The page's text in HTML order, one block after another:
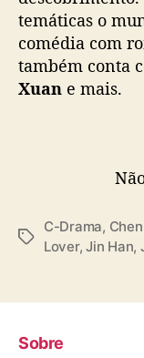
temáticas o
comédia com
também conta
Xuan e mais.
T
C-Drama,
Lover,Jin Han,
Sobre